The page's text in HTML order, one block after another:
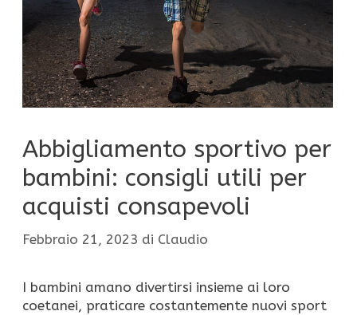
Abbigliamento sportivo per
bambini: consigli utili per
acquisti consapevoli
Febbraio 21, 2023 di Claudio
I bambini amano divertirsi insieme ai loro
coetanei, praticare costantemente nuovi sport